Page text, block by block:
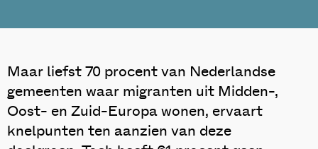
Maar liefst 70 procent van Nederlandse
gemeenten waar migranten uit Midden-,
Oost- en Zuid-Europa wonen, ervaart
knelpunten ten aanzien van deze